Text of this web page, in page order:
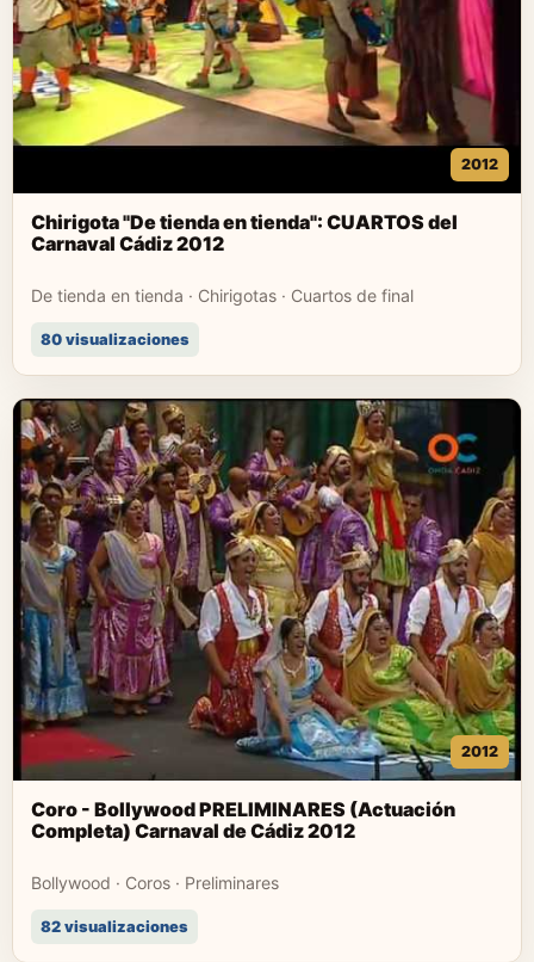
2012
Chirigota "De tienda en tienda": CUARTOS del
Carnaval Cádiz 2012
De tienda en tienda · Chirigotas · Cuartos de final
80 visualizaciones
2012
Coro - Bollywood PRELIMINARES (Actuación
Completa) Carnaval de Cádiz 2012
Bollywood · Coros · Preliminares
82 visualizaciones